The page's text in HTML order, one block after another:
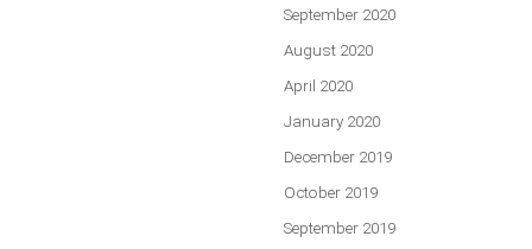
September 2020
August 2020
April 2020
January 2020
December 2019
October 2019
September 2019